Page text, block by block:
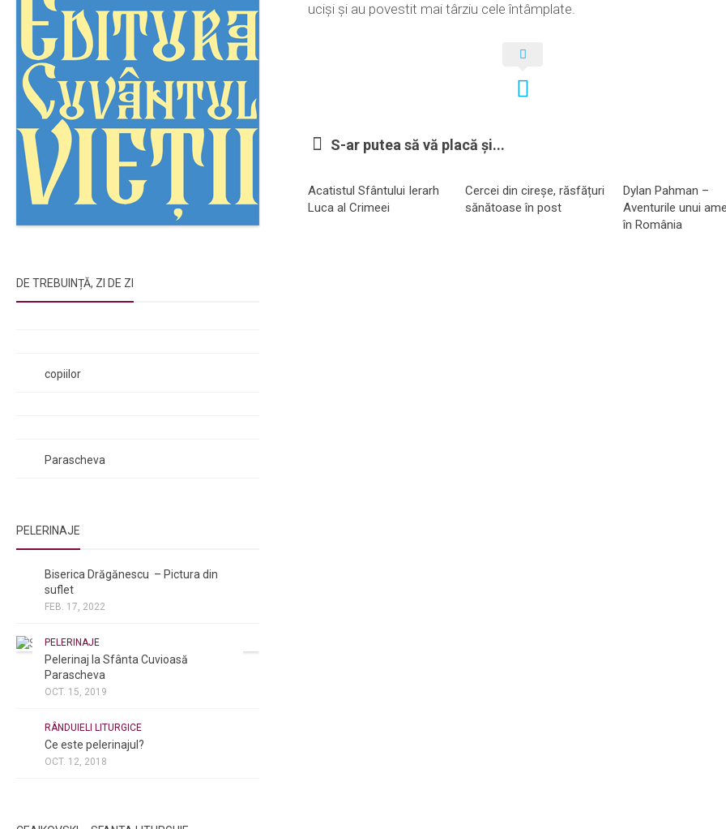
ucişi şi au povestit mai târziu cele întâmplate.
S-ar putea să vă placă și...
Acatistul Sfântului Ierarh
Luca al Crimeei
Cercei din cireșe, răsfățuri
sănătoase în post
Dylan Pahman –
Aventurile unui
în România
DE TREBUINȚĂ, ZI DE ZI
copiilor
Parascheva
PELERINAJE
Biserica Drăgănescu – Pictura din
suflet
FEB. 17, 2022
PELERINAJE
Pelerinaj la Sfânta Cuvioasă
Parascheva
OCT. 15, 2019
RÂNDUIELI LITURGICE
Ce este pelerinajul?
OCT. 12, 2018